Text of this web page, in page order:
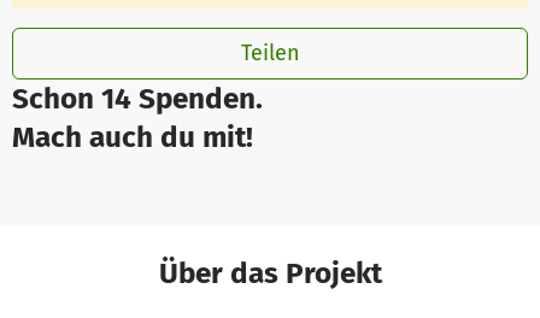
Schon 14 Spenden.
Mach auch du mit!
Teilen
Über das Projekt